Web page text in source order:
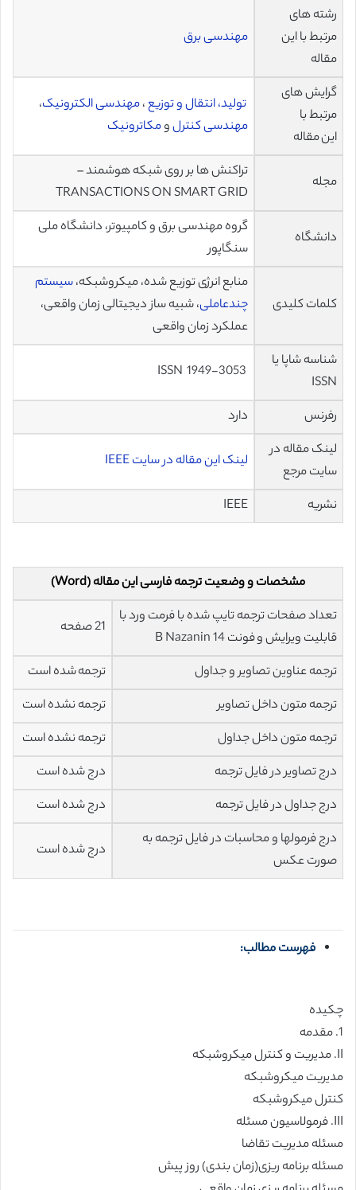
رشته های
مرتبط با این
مقاله
مهندسی برق
گرایش های
مرتبط با
این مقاله
تولید، انتقال و توزیع،مهندسی الکترونیک،
مهندسی کنترلومکاترونیک
مجله
تراکنش ها بر روی شبکه هوشمند –
TRANSACTIONS ON SMART GRID
دانشگاه
گروه مهندسی برق و کامپیوتر، دانشگاه ملی
سنگاپور
کلمات کلیدی
منابع انرژی توزیع شده، میکروشبکه،سیستم
چندعاملی، شبیه ساز دیجیتالی زمان واقعی،
عملکرد زمان واقعی
شناسه شاپا یا
ISSN
رفرنس
دارد
لینک مقاله در
سایت مرجع
لینک این مقاله در سایت IEEE
نشریه IEEE
مشخصات و وضعیت ترجمه فارسی این مقاله (Word)
تعداد صفحات ترجمه تایپ شده با فرمت ورد با
قابلیت ویرایش و فونت 14 B Nazanin
21 صفحه
ترجمه عناوین تصاویر و جداول
ترجمه شده است
ترجمه متون داخل تصاویر
ترجمه نشده است
ترجمه متون داخل جداول
ترجمه نشده است
درج تصاویر در فایل ترجمه
درج شده است
درج جداول در فایل ترجمه
درج شده است
درج فرمولها و محاسبات در فایل ترجمه به
صورت عکس
درج شده است
فهرست مطالب:
چکیده
1. مقدمه
II. مدیریت و کنترل میکروشبکه
مدیریت میکروشبکه
کنترل میکروشبکه
III. فرمولاسیون مسئله
مسئله مدیریت تقاضا
مسئله برنامه ریزی(زمان بندی) روز پیش